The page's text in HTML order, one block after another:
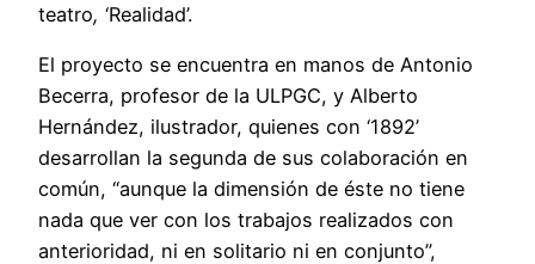
teatro, ‘Realidad’.
El proyecto se encuentra en manos de Antonio
Becerra, profesor de la ULPGC, y Alberto
Hernández, ilustrador, quienes con ‘1892’
desarrollan la segunda de sus colaboración en
común, “aunque la dimensión de éste no tiene
nada que ver con los trabajos realizados con
anterioridad, ni en solitario ni en conjunto”,